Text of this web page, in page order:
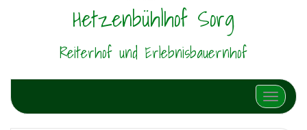
Hetzenbühlhof Sorg
Reiterhof und Erlebnisbauernhof
Schalte